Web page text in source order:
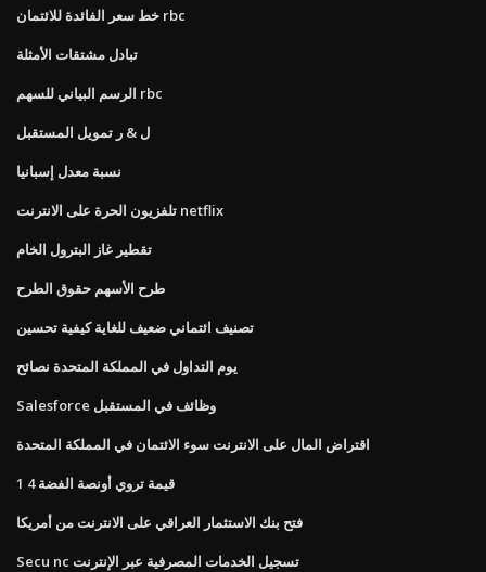
خط سعر الفائدة للائتمان rbc
تبادل مشتقات الأمثلة
الرسم البياني للسهم rbc
ل & ر تمويل المستقبل
نسبة معدل إسبانيا
تلفزيون الحرة على الانترنت netflix
تقطير غاز البترول الخام
طرح الأسهم حقوق الطرح
تصنيف ائتماني ضعيف للغاية كيفية تحسين
يوم التداول في المملكة المتحدة نصائح
Salesforce وظائف في المستقبل
اقتراض المال على الانترنت سوء الائتمان في المملكة المتحدة
1 4 قيمة تروي أونصة الفضة
فتح بنك الاستثمار العراقي على الانترنت من أمريكا
Secu nc تسجيل الخدمات المصرفية عبر الإنترنت